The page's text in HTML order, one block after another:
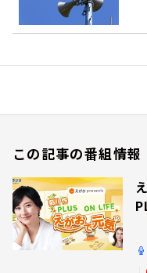
この記事の番組情報